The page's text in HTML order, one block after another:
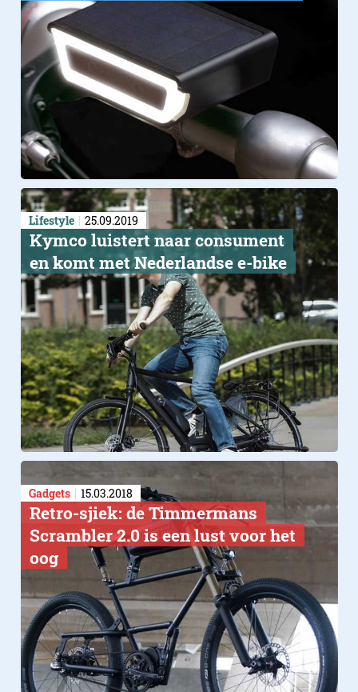
Google Maps
Lifestyle 25.09.2019
​Kymco luistert​ naar consument
en komt met Nederlandse e-bike
Gadgets 15.03.2018
Retro-sjiek: de Timmermans
Scrambler 2.0 is een lust voor het
oog